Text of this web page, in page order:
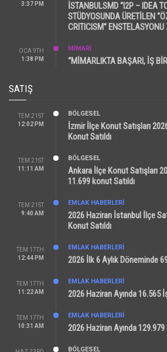
3:37 PM
İSTANBULSMD “I2P – IDEA
STÜDYOSUNDA ÜRETİLEN
CRITICISM”
OCA 9TH
1:38 PM
MİMARİ
“MİMARLIKTA BAŞARI, İŞ
SATIŞ
TEM 21ST
12:02 PM
BÖLGESEL
İzmir İlçe Konut Satışları
Konut Satıldı
TEM 21ST
11:11 AM
BÖLGESEL
Ankara İlçe Konut Satışları
11.699 konut Satıldı
TEM 21ST
9:40 AM
EMLAK HABERLERI
2026 Haziran İstanbul İlçe
Konut Satıldı
TEM 17TH
12:44 PM
EMLAK HABERLERI
2026 İlk 6 Aylık Döneminde
TEM 17TH
11:22 AM
EMLAK HABERLERI
2026 Haziran Ayında 16.565
TEM 17TH
10:31 AM
EMLAK HABERLERI
2026 Haziran Ayında 129.979
BÖLGESEL